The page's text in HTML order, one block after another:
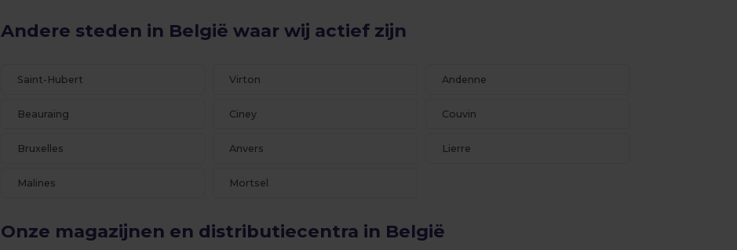
Andere steden in België waar wij actief zijn
Saint-Hubert Virton Andenne
Beauraing Ciney Couvin
Bruxelles Anvers Lierre
Malines Mortsel
Onze magazijnen en distributiecentra in België